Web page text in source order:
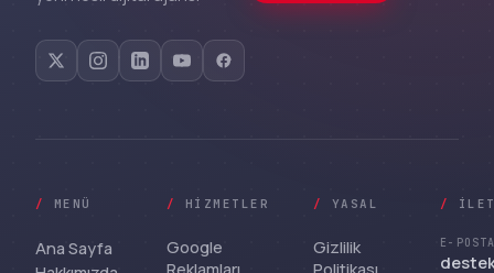
/ MENÜ
Ana Sayfa
/ HIZMETLER
Google
/ YASAL
Gizlilik
/
E-